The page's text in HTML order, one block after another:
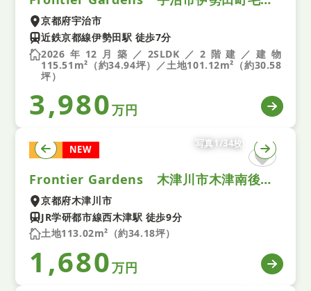
京都府宇治市
近鉄京都線伊勢田駅 徒歩7分
2026年12月築／2SLDK／2階建／建物
115.51m²（約34.94坪）／土地101.12m²（約30.58
坪）
3,980万円
土地 NEW
写真1/34枚
Frontier Gardens 木津川市木津南後背 建築条件付き土地 全１区画
京都府木津川市
JR学研都市線西木津駅 徒歩9分
土地113.02m²（約34.18坪）
1,680万円